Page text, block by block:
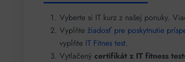
Vyberte si IT kurz z našej ponuky.
Vyplňte žiadosť pre poskytnutie
vyplňte IT Fitnes test.
Vytlačený certifikát z IT fitness